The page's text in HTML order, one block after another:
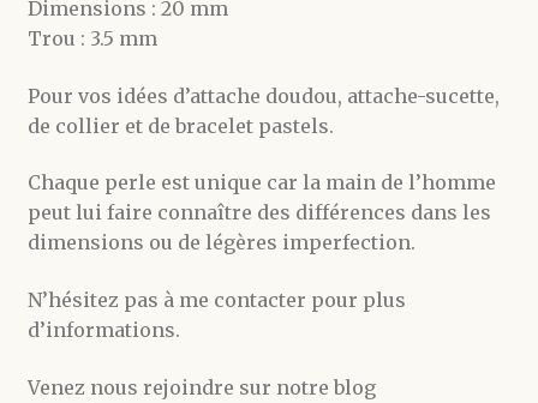
Dimensions : 20 mm
Trou : 3.5 mm
Pour vos idées d’attache doudou, attache-sucette,
de collier et de bracelet pastels.
Chaque perle est unique car la main de l’homme
peut lui faire connaître des différences dans les
dimensions ou de légères imperfection.
N’hésitez pas à me contacter pour plus
d’informations.
Venez nous rejoindre sur notre blog